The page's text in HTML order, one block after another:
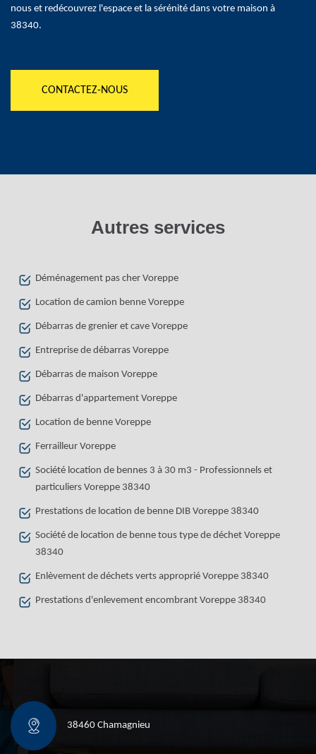
nous et redécouvrez l'espace et la sérénité dans votre maison à
38340.
CONTACTEZ-NOUS
Autres services
Déménagement pas cher Voreppe
Location de camion benne Voreppe
Débarras de grenier et cave Voreppe
Entreprise de débarras Voreppe
Débarras de maison Voreppe
Débarras d'appartement Voreppe
Location de benne Voreppe
Ferrailleur Voreppe
Société location de bennes 3 à 30 m3 - Professionnels et
particuliers Voreppe 38340
Prestations de location de benne DIB Voreppe 38340
Société de location de benne tous type de déchet Voreppe
38340
Enlèvement de déchets verts approprié Voreppe 38340
Prestations d'enlevement encombrant Voreppe 38340
38460 Chamagnieu